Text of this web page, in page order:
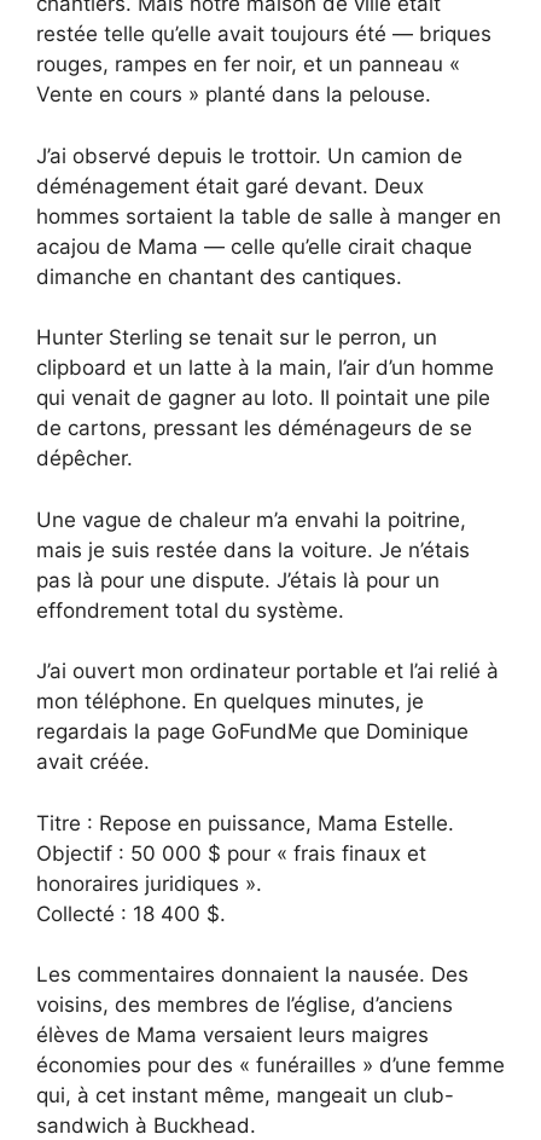
restée telle qu’elle avait toujours été — briques
rouges, rampes en fer noir, et un panneau «
Vente en cours » planté dans la pelouse.
J’ai observé depuis le trottoir. Un camion de
déménagement était garé devant. Deux
hommes sortaient la table de salle à manger en
acajou de Mama — celle qu’elle cirait chaque
dimanche en chantant des cantiques.
Hunter Sterling se tenait sur le perron, un
clipboard et un latte à la main, l’air d’un homme
qui venait de gagner au loto. Il pointait une pile
de cartons, pressant les déménageurs de se
dépêcher.
Une vague de chaleur m’a envahi la poitrine,
mais je suis restée dans la voiture. Je n’étais
pas là pour une dispute. J’étais là pour un
effondrement total du système.
J’ai ouvert mon ordinateur portable et l’ai relié à
mon téléphone. En quelques minutes, je
regardais la page GoFundMe que Dominique
avait créée.
Titre : Repose en puissance, Mama Estelle.
Objectif : 50 000 $ pour « frais finaux et
honoraires juridiques ».
Collecté : 18 400 $.
Les commentaires donnaient la nausée. Des
voisins, des membres de l’église, d’anciens
élèves de Mama versaient leurs maigres
économies pour des « funérailles » d’une femme
qui, à cet instant même, mangeait un club-
sandwich à Buckhead.